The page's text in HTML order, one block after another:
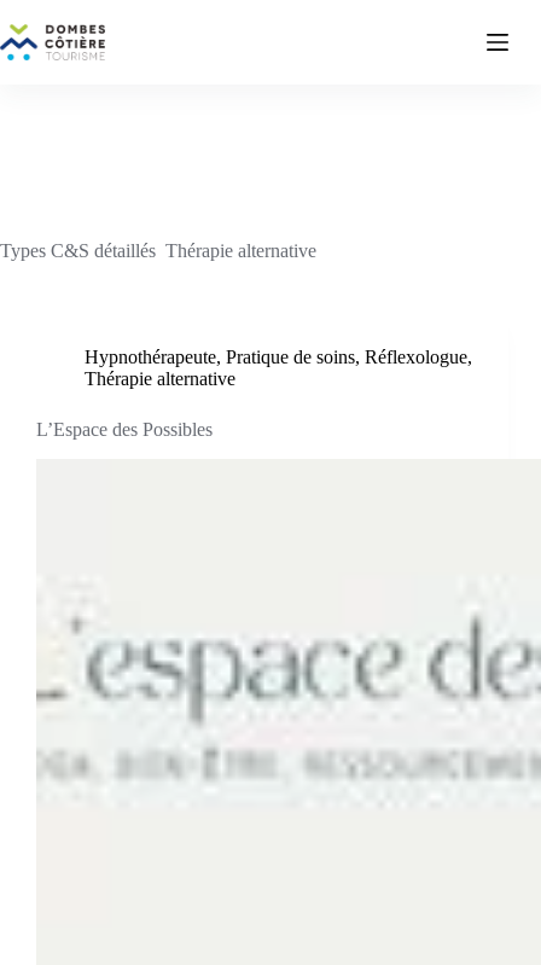
au
contenu
Types C&S détaillés Thérapie alternative
Hypnothérapeute, Pratique de soins, Réflexologue,
Thérapie alternative
L’Espace des Possibles